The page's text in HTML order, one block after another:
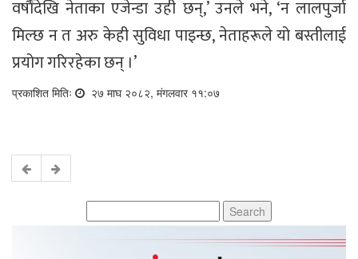
वर्षाैंदेखि नेताका एजेन्डा उही छन्,’ उनले भने, ‘न लालपुर्जा
मिल्छ न त अरु केही सुविधा पाइन्छ, नेताहरूले यो बस्तीलाई
प्रयोग गरिरहेका छन् ।’
प्रकाशित मितिः २७ माघ २०८२, मंगलवार ११:०७
for: